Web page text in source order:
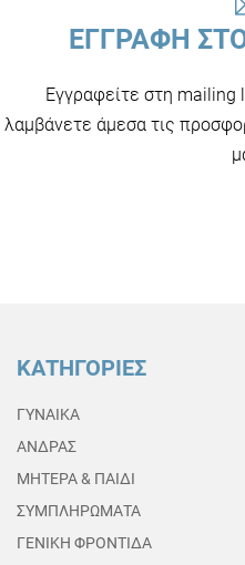
ΕΓΓΡΑΦΗ ΣΤΟ
Εγγραφείτε στη mailing
λαμβάνετε άμεσα τις
ΚΑΤΗΓΟΡΙΕΣ
ΓΥΝΑΙΚΑ
ΑΝΔΡΑΣ
ΜΗΤΕΡΑ & ΠΑΙΔΙ
ΣΥΜΠΛΗΡΩΜΑΤΑ
ΓΕΝΙΚΗ ΦΡΟΝΤΙΔΑ